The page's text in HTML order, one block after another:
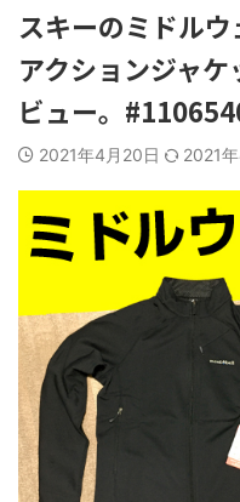
スキーのミドル
アクションジャ
ビュー。
2021年4月20日 2021